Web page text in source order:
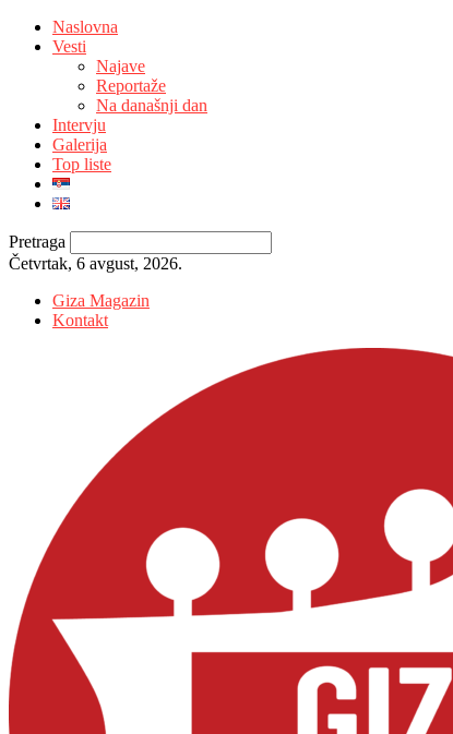
Naslovna
Vesti
Najave
Reportaže
Na današnji dan
Intervju
Galerija
Top liste
Pretraga
Četvrtak, 6 avgust, 2026.
Giza Magazin
Kontakt